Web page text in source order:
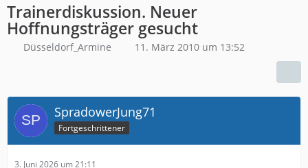
Trainerdiskussion. Neuer
Hoffnungsträger gesucht
Düsseldorf_Armine 11. März 2010 um 13:52
SpradowerJung71
Fortgeschrittener
3. Juni 2026 um 21:11